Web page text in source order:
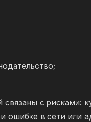
с рисками:
ошибке в сети или